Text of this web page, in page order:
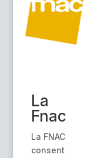
La
Fnac
La FNAC
consent